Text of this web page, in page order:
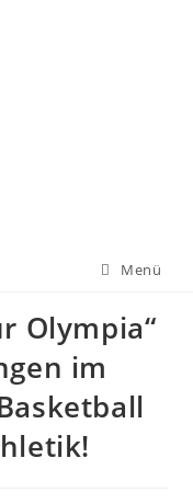
Menü
Olympia“
im